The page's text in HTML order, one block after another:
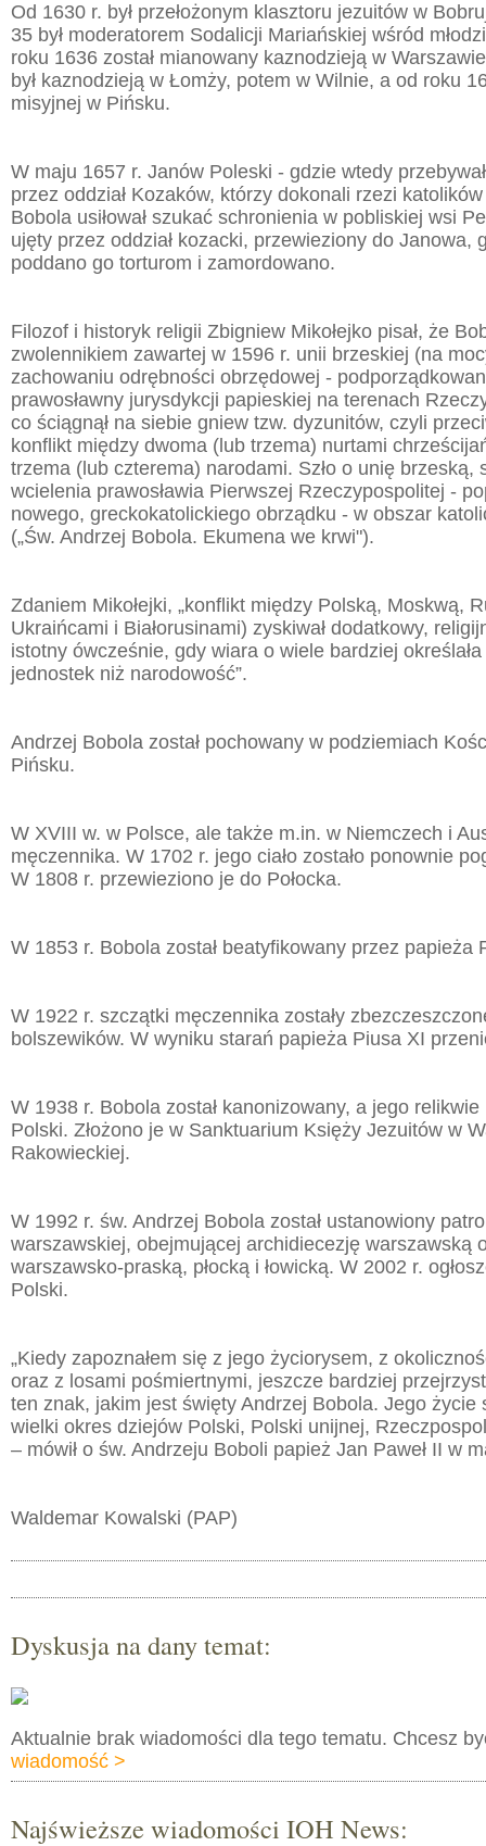
Od 1630 r. był przełożonym klasztoru jezuitów w
35 był moderatorem Sodalicji Mariańskiej wśród
roku 1636 został mianowany kaznodzieją w
był kaznodzieją w Łomży, potem w Wilnie, a od roku
misyjnej w Pińsku.
W maju 1657 r. Janów Poleski - gdzie wtedy
przez oddział Kozaków, którzy dokonali rzezi
Bobola usiłował szukać schronienia w pobliskiej wsi
ujęty przez oddział kozacki, przewieziony do Janowa,
poddano go torturom i zamordowano.
Filozof i historyk religii Zbigniew Mikołejko pisał, że
zwolennikiem zawartej w 1596 r. unii brzeskiej (na
zachowaniu odrębności obrzędowej -
prawosławny jurysdykcji papieskiej na terenach
co ściągnął na siebie gniew tzw. dyzunitów, czyli
konflikt między dwoma (lub trzema) nurtami
trzema (lub czterema) narodami. Szło o unię brzeską,
wcielenia prawosławia Pierwszej Rzeczypospolitej -
nowego, greckokatolickiego obrządku - w obszar
(„Św. Andrzej Bobola. Ekumena we krwi").
Zdaniem Mikołejki, „konflikt między Polską, Moskwą,
Ukraińcami i Białorusinami) zyskiwał dodatkowy,
istotny ówcześnie, gdy wiara o wiele bardziej
jednostek niż narodowość”.
Andrzej Bobola został pochowany w podziemiach
Pińsku.
W XVIII w. w Polsce, ale także m.in. w Niemczech i
męczennika. W 1702 r. jego ciało zostało ponownie
W 1808 r. przewieziono je do Połocka.
W 1853 r. Bobola został beatyfikowany przez papieża
W 1922 r. szczątki męczennika zostały
bolszewików. W wyniku starań papieża Piusa XI
W 1938 r. Bobola został kanonizowany, a jego
Polski. Złożono je w Sanktuarium Księży Jezuitów w
Rakowieckiej.
W 1992 r. św. Andrzej Bobola został ustanowiony
warszawskiej, obejmującej archidiecezję warszawską
warszawsko-praską, płocką i łowicką. W 2002 r.
Polski.
„Kiedy zapoznałem się z jego życiorysem, z
oraz z losami pośmiertnymi, jeszcze bardziej
ten znak, jakim jest święty Andrzej Bobola. Jego życie
wielki okres dziejów Polski, Polski unijnej,
– mówił o św. Andrzeju Boboli papież Jan Paweł II w
Waldemar Kowalski (PAP)
Dyskusja na dany temat:
Aktualnie brak wiadomości dla tego tematu. Chcesz
wiadomość >
Najświeższe wiadomości IOH News: